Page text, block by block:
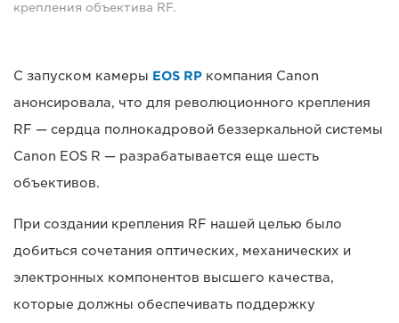
крепления объектива RF.
С запуском камеры EOS RP компания Canon
анонсировала, что для революционного крепления
RF — сердца полнокадровой беззеркальной системы
Canon EOS R — разрабатывается еще шесть
объективов.
При создании крепления RF нашей целью было
добиться сочетания оптических, механических и
электронных компонентов высшего качества,
которые должны обеспечивать поддержку